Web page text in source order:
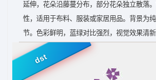
延伸，花朵沿藤蔓分布，部分花朵独立散落
性，适用于布料、服装或家居用品。背景为
节。色彩鲜明，蓝绿对比强烈，视觉效果清新
dst